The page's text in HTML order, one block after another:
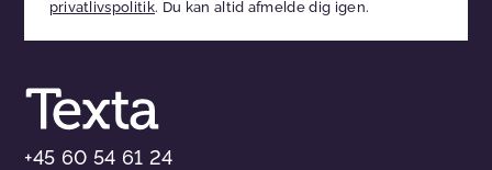
tomt
privatlivspolitik. Du kan altid afmelde dig igen.
+45 60 54 61 24